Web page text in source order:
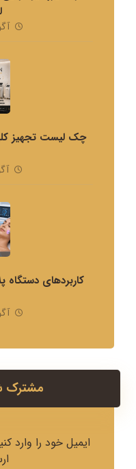
چک لیست تجهیز
کاربردهای دستگاه
مشترک
ایمیل خود را وارد